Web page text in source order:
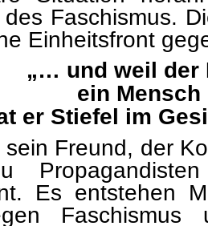
Faschismus.
Einheitsfront
„… und weil der
ein Mensch
er Stiefel im
Freund, der
Es entstehen
Faschismus